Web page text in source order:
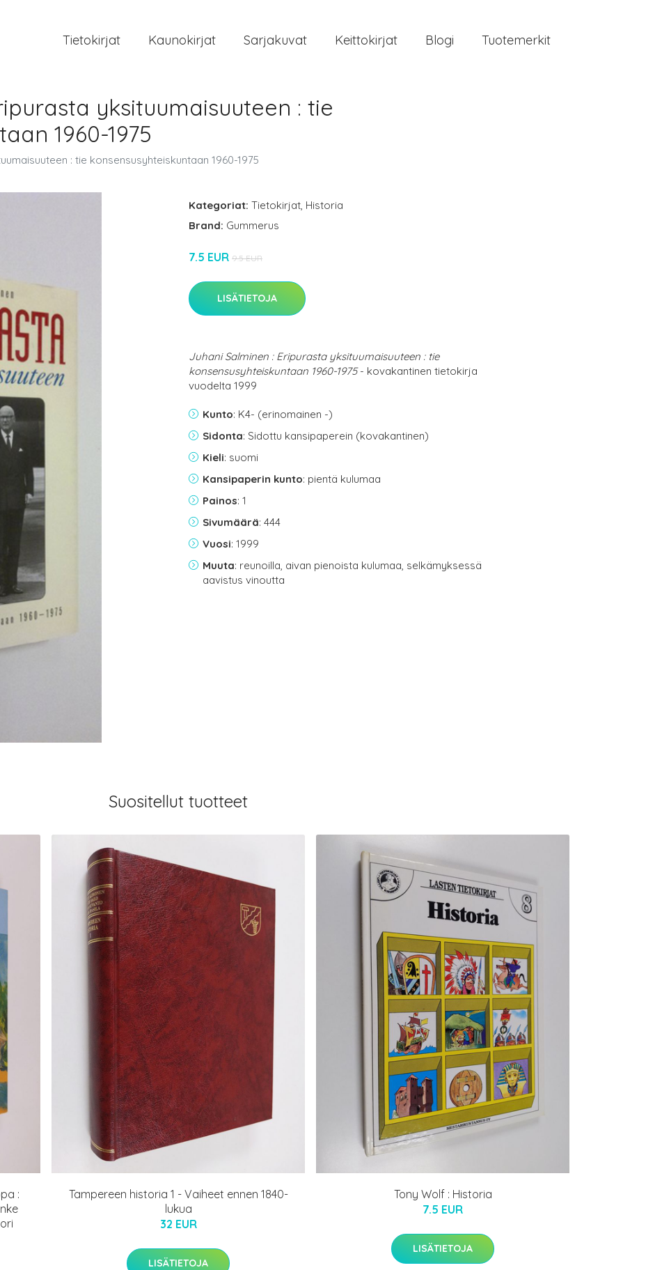
Tietokirjat Kaunokirjat Sarjakuvat Keittokirjat Blogi Tuotemerkit
yksituumaisuuteen : tie
1960-1975
: tie konsensusyhteiskuntaan 1960-1975
Kategoriat: Tietokirjat, Historia
Brand: Gummerus
7.5 EUR 9.5 EUR
LISÄTIETOJA
Juhani Salminen : Eripurasta yksituumaisuuteen : tie
konsensusyhteiskuntaan 1960-1975- kovakantinen tietokirja
vuodelta 1999
Kunto: K4- (erinomainen -)
Sidonta: Sidottu kansipaperein (kovakantinen)
Kieli: suomi
Kansipaperin kunto: pientä kulumaa
Painos: 1
Sivumäärä: 444
Vuosi: 1999
Muuta: reunoilla, aivan pienoista kulumaa, selkämyksessä
aavistus vinoutta
Suositellut tuotteet
:
Tampereen historia 1 - Vaiheet ennen 1840-
lukua
32 EUR
LISÄTIETOJA
Tony Wolf : Historia
7.5 EUR
LISÄTIETOJA